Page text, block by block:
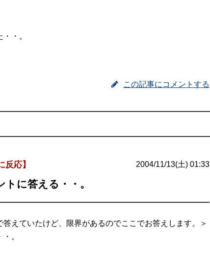
・。
この記事にコメントする
反応】 2004/11/13(土) 01:33
に答える・・。
えていたけど、限界があるのでここでお答えします。＞
。